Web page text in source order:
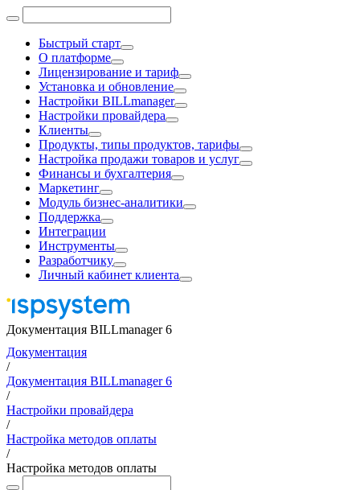
Быстрый старт
О платформе
Лицензирование и тариф
Установка и обновление
Настройки BILLmanager
Настройки провайдера
Клиенты
Продукты, типы продуктов, тарифы
Настройка продажи товаров и услуг
Финансы и бухгалтерия
Маркетинг
Модуль бизнес-аналитики
Поддержка
Интеграции
Инструменты
Разработчику
Личный кабинет клиента
Документация BILLmanager 6
Документация
/
Документация BILLmanager 6
/
Настройки провайдера
/
Настройка методов оплаты
/
Настройка методов оплаты